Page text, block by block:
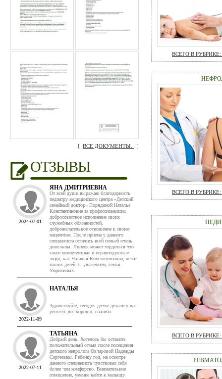
[ ВСЕ ДОКУМЕНТЫ.. ]
ОТЗЫВЫ
2024-07-01
ЯНА ДМИТРИЕВНА
От всей души выражаю благодарность
педиатру медицинского центра «Детский
семейный доктор» Порядиной Наталье
Константиновне за профессионализм,
добросовестное исполнение своих
служебных обязанностей,
доброжелательное отношение к своим
пациентам. После приема у данного
специалиста остались всей семьей очень
довольны. Липецк может гордиться что
такие компетентные и неравнодушные
люди, как Наталья Константиновна, лечат
наших детей. С уважением, семья
Умрихиных.
2022-11-09
НАТАЛЬЯ
Здравствуйте, сегодня дочке делали у вас
рентген ,всё хорошо, спасибо
2022-07-11
ТАТЬЯНА
Добрый день. Хотелось бы оставить
положительный отзыв после посещения
детского невролога Овчаровой Надежды
Сергеевны. Ребёнку год, на осмотре
данного специалиста чувствовал себя
более чем комфортно. Внимательное
отношение, умение найти к малышу
ВСЕГО В РУБРИКЕ:
ВСЕГО В РУБРИКЕ:
ВСЕГО В РУБРИКЕ: